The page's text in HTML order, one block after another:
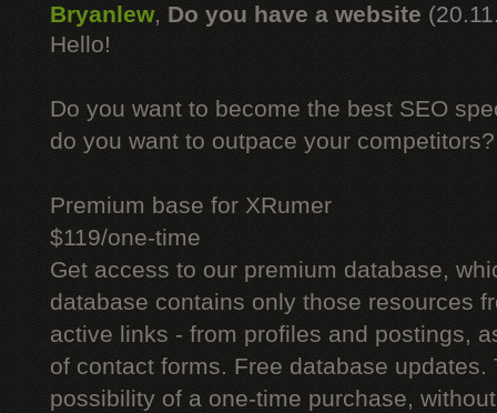
Bryanlew, Do you have a website
Hello!
Do you want to become the best SEO
do you want to outpace your competitors?
Premium base for XRumer
$119/one-time
Get access to our premium database,
database contains only those resources
active links - from profiles and postings,
of contact forms. Free database updates.
possibility of a one-time purchase,